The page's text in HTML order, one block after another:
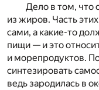
Дело в том, что
из жиров. Часть
сами, а какие-то
пищи — и это
и морепродуктов.
синтезировать
ведь зародилась в